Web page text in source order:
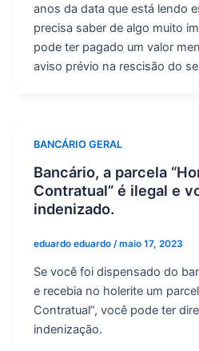
anos da data que está lendo
precisa saber de algo muito
pode ter pagado um valor
aviso prévio na rescisão do
BANCÁRIO GERAL
Bancário, a parcela
Contratual” é ilegal e
indenizado.
eduardo eduardo /maio 17, 2023
Se você foi dispensado do
e recebia no holerite um
Contratual”, você pode ter
indenização.